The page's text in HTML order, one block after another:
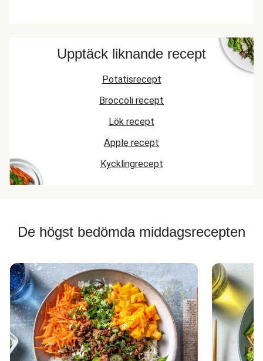
Upptäck liknande recept
Potatisrecept
Broccoli recept
Lök recept
Äpple recept
Kycklingrecept
De högst bedömda middagsrecepten